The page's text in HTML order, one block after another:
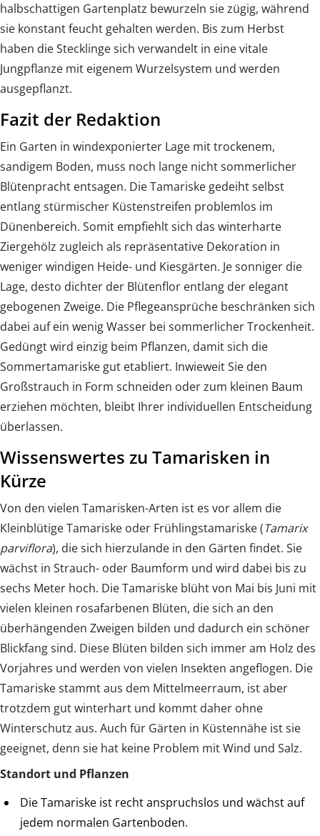
halbschattigen Gartenplatz bewurzeln sie zügig, während
sie konstant feucht gehalten werden. Bis zum Herbst
haben die Stecklinge sich verwandelt in eine vitale
Jungpflanze mit eigenem Wurzelsystem und werden
ausgepflanzt.
Fazit der Redaktion
Ein Garten in windexponierter Lage mit trockenem,
sandigem Boden, muss noch lange nicht sommerlicher
Blütenpracht entsagen. Die Tamariske gedeiht selbst
entlang stürmischer Küstenstreifen problemlos im
Dünenbereich. Somit empfiehlt sich das winterharte
Ziergehölz zugleich als repräsentative Dekoration in
weniger windigen Heide- und Kiesgärten. Je sonniger die
Lage, desto dichter der Blütenflor entlang der elegant
gebogenen Zweige. Die Pflegeansprüche beschränken sich
dabei auf ein wenig Wasser bei sommerlicher Trockenheit.
Gedüngt wird einzig beim Pflanzen, damit sich die
Sommertamariske gut etabliert. Inwieweit Sie den
Großstrauch in Form schneiden oder zum kleinen Baum
erziehen möchten, bleibt Ihrer individuellen Entscheidung
überlassen.
Wissenswertes zu Tamarisken in
Kürze
Von den vielen Tamarisken-Arten ist es vor allem die
Kleinblütige Tamariske oder Frühlingstamariske (Tamarix
parviflora), die sich hierzulande in den Gärten findet. Sie
wächst in Strauch- oder Baumform und wird dabei bis zu
sechs Meter hoch. Die Tamariske blüht von Mai bis Juni mit
vielen kleinen rosafarbenen Blüten, die sich an den
überhängenden Zweigen bilden und dadurch ein schöner
Blickfang sind. Diese Blüten bilden sich immer am Holz des
Vorjahres und werden von vielen Insekten angeflogen. Die
Tamariske stammt aus dem Mittelmeerraum, ist aber
trotzdem gut winterhart und kommt daher ohne
Winterschutz aus. Auch für Gärten in Küstennähe ist sie
geeignet, denn sie hat keine Problem mit Wind und Salz.
Standort und Pflanzen
Die Tamariske ist recht anspruchslos und wächst auf
jedem normalen Gartenboden.